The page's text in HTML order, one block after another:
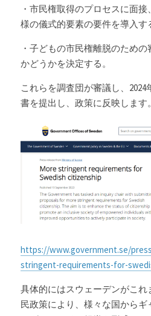
・市民権取得のプロセスに面
様の儀式的要素の要件を導入す
・子どもの市民権離脱のため
かどうかを決定する。
これらを調査団が審議し、
書を提出し、政策に反映します。
https://www.government.se/
stringent-requirements-for-
具体的にはスウェーデンがこ
民政策により、様々な国から